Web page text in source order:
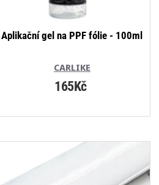
NOVINKA
CARLIKE
Aplikační gel na PPF fólie - 100ml
165Kč